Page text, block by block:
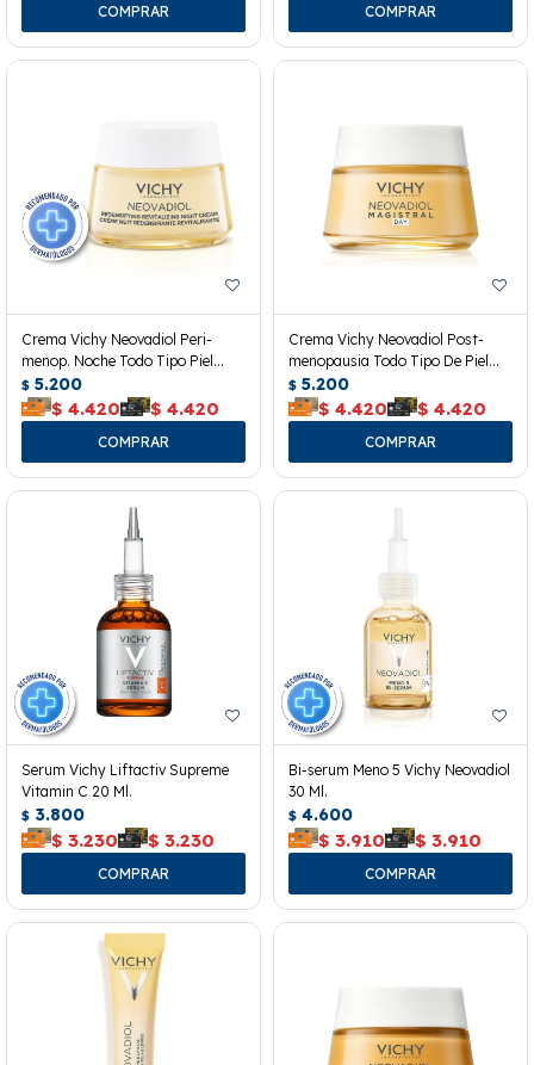
Crema Vichy Neovadiol Peri-
menop. Noche Todo Tipo Piel
50ml
$ 5.200
$ 4.420 $ 4.420
Crema Vichy Neovadiol Post-
menopausia Todo Tipo De Piel
50ml
$ 5.200
$ 4.420 $ 4.420
Serum Vichy Liftactiv Supreme
Vitamin C 20 Ml.
$ 3.800
$ 3.230 $ 3.230
Bi-serum Meno 5 Vichy Neovadiol
30 Ml.
$ 4.600
$ 3.910 $ 3.910